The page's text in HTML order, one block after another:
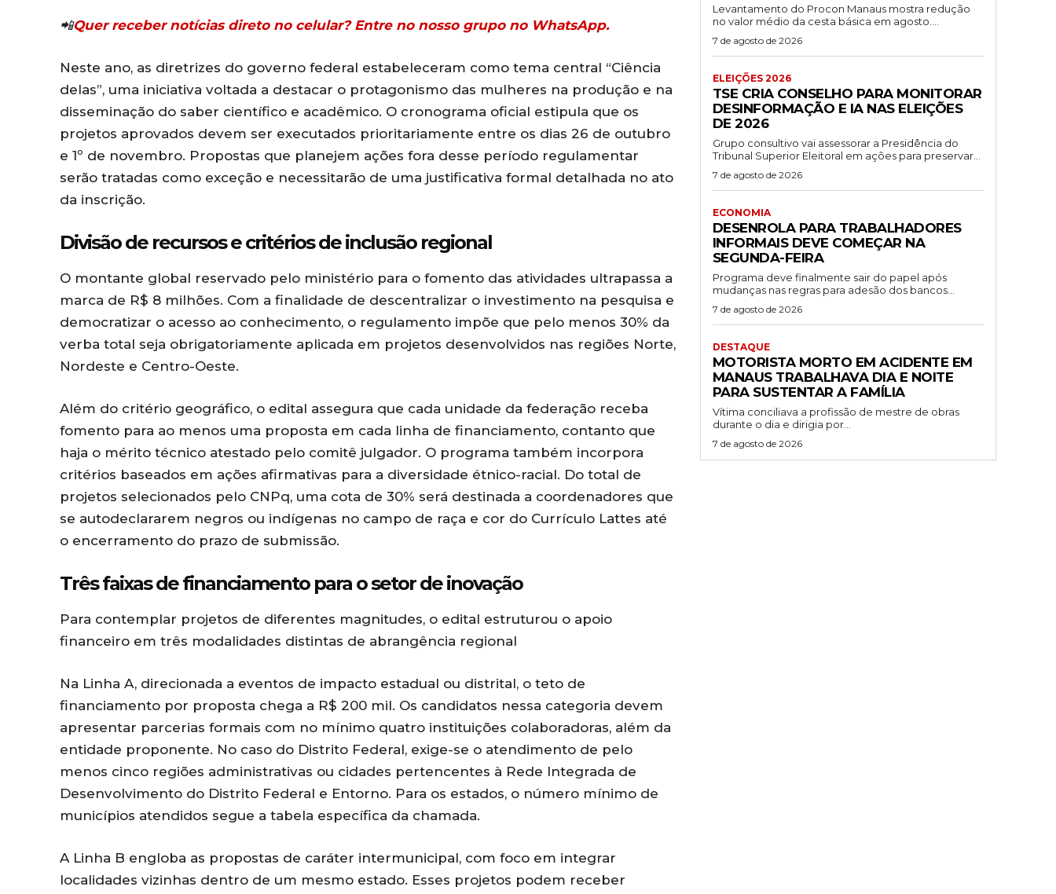
📲Quer receber notícias direto no celular? Entre no nosso grupo no WhatsApp.
Neste ano, as diretrizes do governo federal estabeleceram como tema central “Ciência
delas”, uma iniciativa voltada a destacar o protagonismo das mulheres na produção e na
disseminação do saber científico e acadêmico. O cronograma oficial estipula que os
projetos aprovados devem ser executados prioritariamente entre os dias 26 de outubro
e 1º de novembro. Propostas que planejem ações fora desse período regulamentar
serão tratadas como exceção e necessitarão de uma justificativa formal detalhada no ato
da inscrição.
Divisão de recursos e critérios de inclusão regional
O montante global reservado pelo ministério para o fomento das atividades ultrapassa a
marca de R$ 8 milhões. Com a finalidade de descentralizar o investimento na pesquisa e
democratizar o acesso ao conhecimento, o regulamento impõe que pelo menos 30% da
verba total seja obrigatoriamente aplicada em projetos desenvolvidos nas regiões Norte,
Nordeste e Centro-Oeste.
Além do critério geográfico, o edital assegura que cada unidade da federação receba
fomento para ao menos uma proposta em cada linha de financiamento, contanto que
haja o mérito técnico atestado pelo comitê julgador. O programa também incorpora
critérios baseados em ações afirmativas para a diversidade étnico-racial. Do total de
projetos selecionados pelo CNPq, uma cota de 30% será destinada a coordenadores que
se autodeclararem negros ou indígenas no campo de raça e cor do Currículo Lattes até
o encerramento do prazo de submissão.
Três faixas de financiamento para o setor de inovação
Para contemplar projetos de diferentes magnitudes, o edital estruturou o apoio
financeiro em três modalidades distintas de abrangência regional
Na Linha A, direcionada a eventos de impacto estadual ou distrital, o teto de
financiamento por proposta chega a R$ 200 mil. Os candidatos nessa categoria devem
apresentar parcerias formais com no mínimo quatro instituições colaboradoras, além da
entidade proponente. No caso do Distrito Federal, exige-se o atendimento de pelo
menos cinco regiões administrativas ou cidades pertencentes à Rede Integrada de
Desenvolvimento do Distrito Federal e Entorno. Para os estados, o número mínimo de
municípios atendidos segue a tabela específica da chamada.
A Linha B engloba as propostas de caráter intermunicipal, com foco em integrar
localidades vizinhas dentro de um mesmo estado. Esses projetos podem receber
Levantamento do Procon Manaus mostra redução
no valor médio da cesta básica em agosto....
7 de agosto de 2026
ELEIÇÕES 2026
TSE CRIA CONSELHO PARA MONITORAR
DESINFORMAÇÃO E IA NAS ELEIÇÕES
DE 2026
Grupo consultivo vai assessorar a Presidência do
Tribunal Superior Eleitoral em ações para preservar...
7 de agosto de 2026
ECONOMIA
DESENROLA PARA TRABALHADORES
INFORMAIS DEVE COMEÇAR NA
SEGUNDA-FEIRA
Programa deve finalmente sair do papel após
mudanças nas regras para adesão dos bancos...
7 de agosto de 2026
DESTAQUE
MOTORISTA MORTO EM ACIDENTE EM
MANAUS TRABALHAVA DIA E NOITE
PARA SUSTENTAR A FAMÍLIA
Vítima conciliava a profissão de mestre de obras
durante o dia e dirigia por...
7 de agosto de 2026